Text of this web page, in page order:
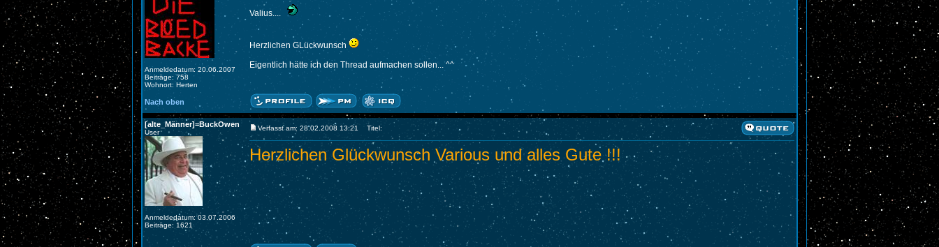
Anmeldedatum: 20.06.2007
Beiträge: 758
Wohnort: Herten
Valius....
Herzlichen GLückwunsch
Eigentlich hätte ich den Thread aufmachen sollen... ^^
Nach oben
[alte_Männer]=BuckOwen
User
Anmeldedatum: 03.07.2006
Beiträge: 1621
Verfasst am: 28.02.2008 13:21 Titel:
Herzlichen Glückwunsch Various und alles Gute !!!